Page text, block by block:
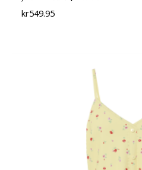
kr549.95